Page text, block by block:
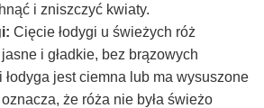
i zniszczyć kwiaty.
Cięcie łodygi u świeżych róż
i gładkie, bez brązowych
łodyga jest ciemna lub ma wysuszone
że róża nie była świeżo